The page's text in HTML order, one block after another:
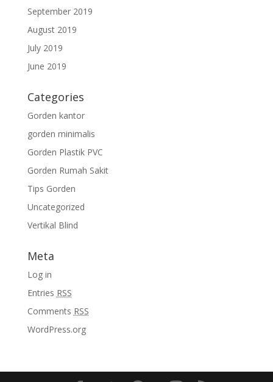
September 2019
August 2019
July 2019
June 2019
Categories
Gorden kantor
gorden minimalis
Gorden Plastik PVC
Gorden Rumah Sakit
Tips Gorden
Uncategorized
Vertikal Blind
Meta
Log in
Entries RSS
Comments RSS
WordPress.org